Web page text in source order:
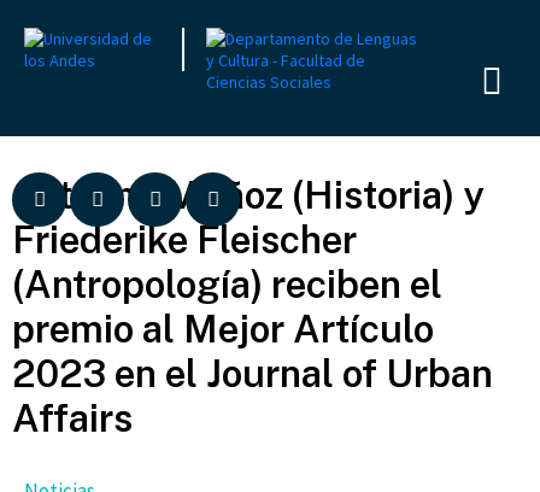
Catalina Muñoz (Historia) y
Friederike Fleischer
(Antropología) reciben el
premio al Mejor Artículo
2023 en el Journal of Urban
Affairs